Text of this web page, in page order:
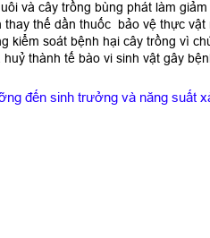
và cây trồng bùng phát làm
thế dần thuốc bảo vệ thực
kiểm soát bệnh hại cây trồng vì
thành tế bào vi sinh vật gây
đến sinh trưởng và năng suất